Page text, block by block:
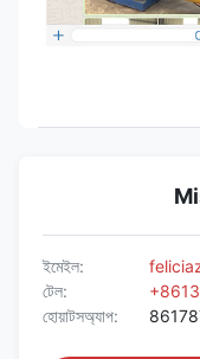
ইমেইল:
টেল:
হোয়াটসঅ্যাপ: